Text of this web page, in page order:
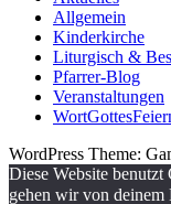
Allgemein
Kinderkirche
Liturgisch &
Pfarrer-Blog
Veranstaltungen
WordPress Theme:
Diese Website
gehen wir von deinem